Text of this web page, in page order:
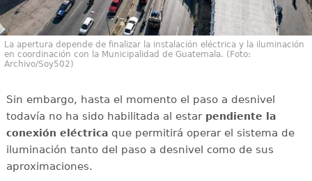
La apertura depende de finalizar la instalación eléctrica y la iluminación
en coordinación con la Municipalidad de Guatemala. (Foto:
Archivo/Soy502)
Sin embargo, hasta el momento el paso a desnivel
todavía no ha sido habilitada al estar pendiente la
conexión eléctricaque permitirá operar el sistema de
iluminación tanto del paso a desnivel como de sus
aproximaciones.